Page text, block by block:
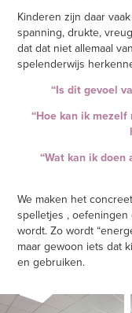
Kinderen zijn daar
spanning, drukte,
dat dat niet allemaal
spelenderwijs
“Is dit gevoel
“Hoe kan ik
“Wat kan ik doen
We maken het
spelletjes ,
wordt. Zo wordt
maar gewoon iets dat
en gebruiken.